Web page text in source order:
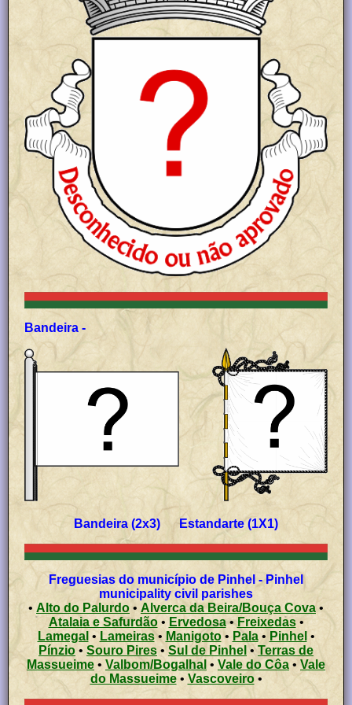
Bandeira -
Bandeira (2x3) Estandarte (1X1)
Freguesias do município de Pinhel - Pinhel
municipality civil parishes
• Alto do Palurdo • Alverca da Beira/Bouça Cova •
Atalaia e Safurdão• Ervedosa• Freixedas •
Lamegal • Lameiras • Manigoto• Pala• Pinhel •
Pínzio • Souro Pires • Sul de Pinhel •Terras de
Massueime • Valbom/Bogalhal • Vale do Côa • Vale
do Massueime•Vascoveiro•